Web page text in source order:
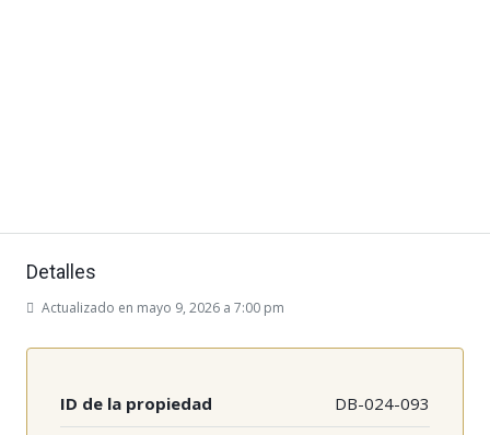
Detalles
Actualizado en mayo 9, 2026 a 7:00 pm
ID de la propiedad DB-024-093